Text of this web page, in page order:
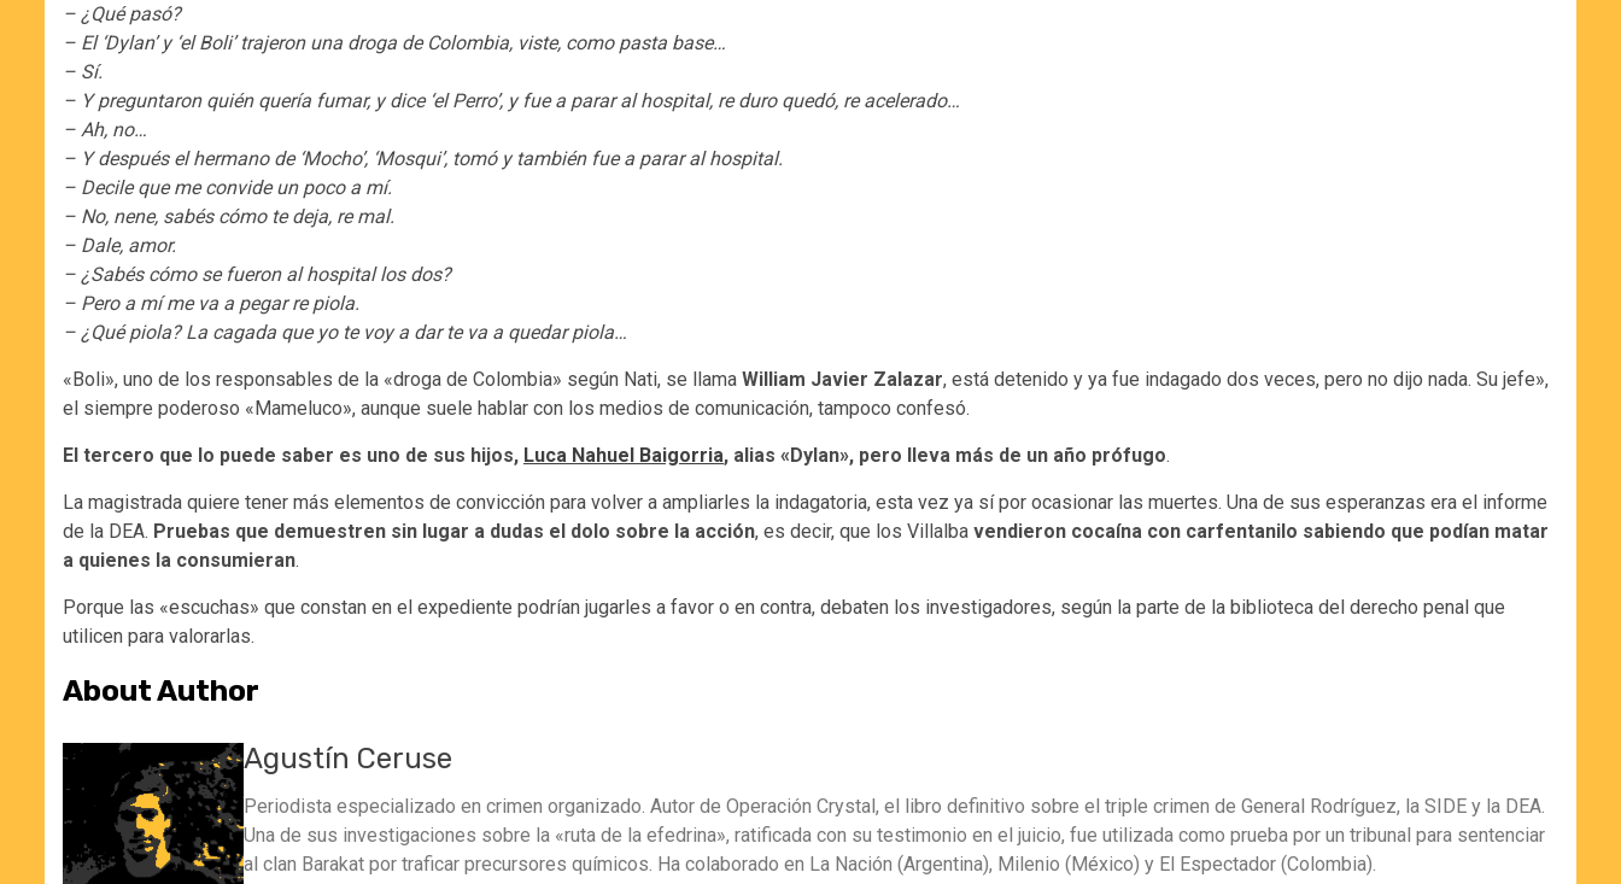
– ¿Qué pasó?
– El ‘Dylan’ y ‘el Boli’ trajeron una droga de Colombia, viste, como pasta base…
– Sí.
– Y preguntaron quién quería fumar, y dice ‘el Perro’, y fue a parar al hospital, re duro quedó, re acelerado…
– Ah, no…
– Y después el hermano de ‘Mocho’, ‘Mosqui’, tomó y también fue a parar al hospital.
– Decile que me convide un poco a mí.
– No, nene, sabés cómo te deja, re mal.
– Dale, amor.
– ¿Sabés cómo se fueron al hospital los dos?
– Pero a mí me va a pegar re piola.
– ¿Qué piola? La cagada que yo te voy a dar te va a quedar piola…
«Boli», uno de los responsables de la «droga de Colombia» según Nati, se llama William Javier Zalazar, está detenido y ya fue indagado dos veces, pero no dijo nada. Su jefe»,
el siempre poderoso «Mameluco», aunque suele hablar con los medios de comunicación, tampoco confesó.
El tercero que lo puede saber es uno de sus hijos, Luca Nahuel Baigorria, alias «Dylan», pero lleva más de un año prófugo.
La magistrada quiere tener más elementos de convicción para volver a ampliarles la indagatoria, esta vez ya sí por ocasionar las muertes. Una de sus esperanzas era el informe
de la DEA. Pruebas que demuestren sin lugar a dudas el dolo sobre la acción, es decir, que los Villalba vendieron cocaína con carfentanilo sabiendo que podían matar
a quienes la consumieran.
Porque las «escuchas» que constan en el expediente podrían jugarles a favor o en contra, debaten los investigadores, según la parte de la biblioteca del derecho penal que
utilicen para valorarlas.
About Author
Agustín Ceruse
Periodista especializado en crimen organizado. Autor de Operación Crystal, el libro definitivo sobre el triple crimen de General Rodríguez, la SIDE y la DEA.
Una de sus investigaciones sobre la «ruta de la efedrina», ratificada con su testimonio en el juicio, fue utilizada como prueba por un tribunal para sentenciar
al clan Barakat por traficar precursores químicos. Ha colaborado en La Nación (Argentina), Milenio (México) y El Espectador (Colombia).